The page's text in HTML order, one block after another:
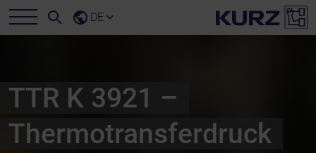
DE
TTR K 3921 –
Thermotransferdruck